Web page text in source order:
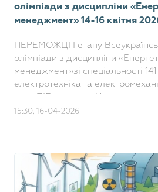
олімпіади з дисципліни
менеджмент» 14-16 квітня
ПЕРЕМОЖЦІ І етапу
олімпіади з дисципліни
менеджмент»зі спеціальності
електротехніка та
року ПІБ студента Назва
15:30, 16-04-2026